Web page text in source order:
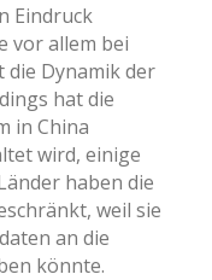
Eindruck
vor allem bei
die Dynamik der
hat die
in China
wird, einige
haben die
weil sie
an die
könnte.